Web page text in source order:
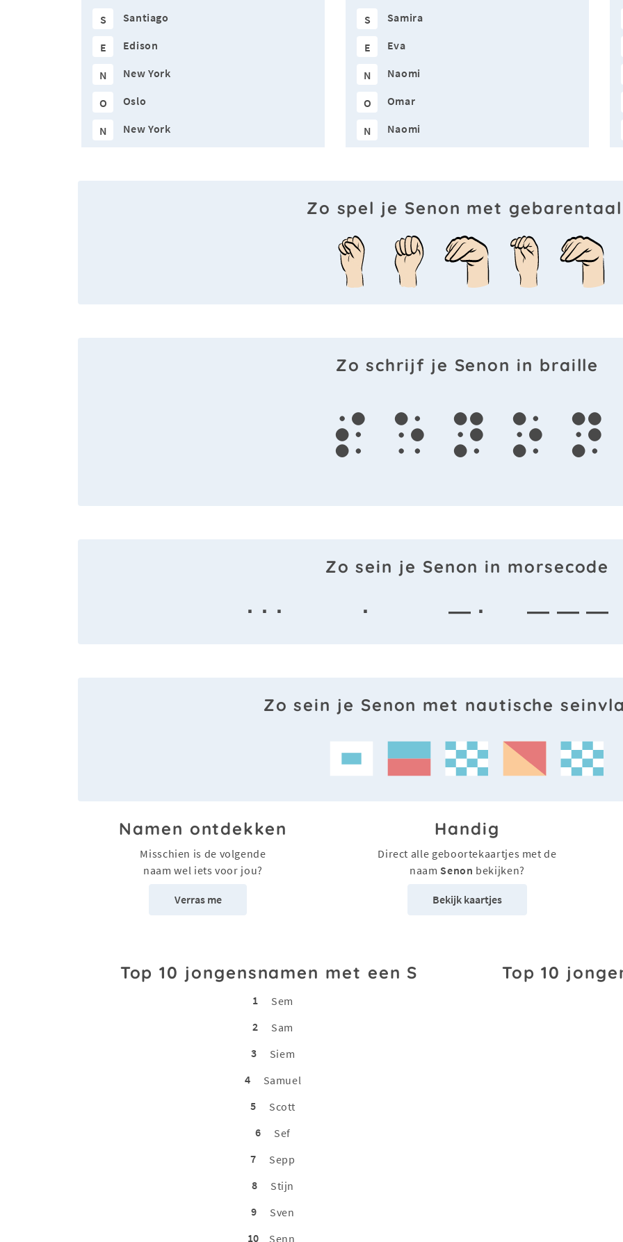
S Santiago
E Edison
N New York
O Oslo
N New York
S Samira
E Eva
N Naomi
O Omar
N Naomi
Zo spel je Senon met
Zo schrijf je Senon in braille
s e n o n
Zo sein je Senon in morsecode
· · · · — · — — —
Zo sein je Senon met nautische
Namen ontdekken
Misschien is de volgende
naam wel iets voor jou?
Verras me
Handig
Direct alle geboortekaartjes met de
naam Senon bekijken?
Bekijk kaartjes
Top 10 jongensnamen met een S
1
Sem
2
Sam
3
Siem
4
Samuel
5
Scott
6
Sef
7
Sepp
8
Stijn
9
Sven
10
Senn
Top 10